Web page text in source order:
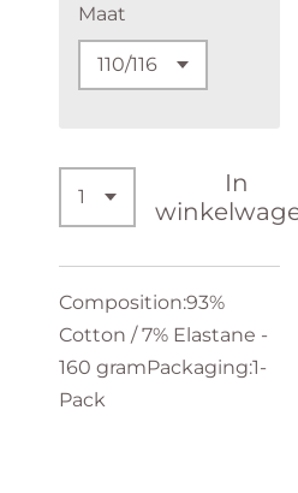
Maat
In
Composition:93%
Cotton / 7% Elastane -
160 gramPackaging:1-
Pack